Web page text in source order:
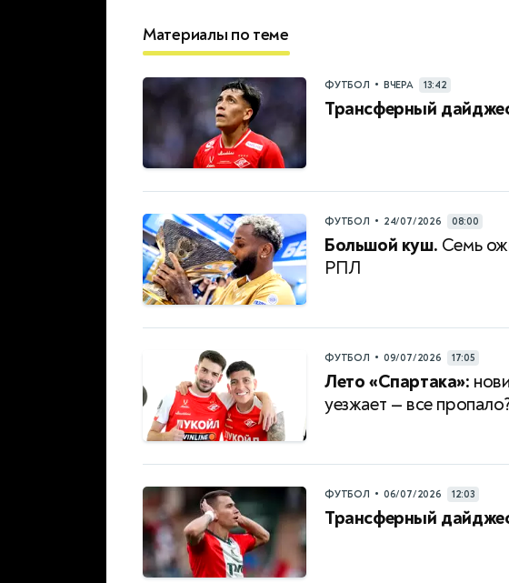
Материалы по теме
ФУТБОЛ • ВЧЕРА 13:42
Трансферный
ФУТБОЛ • 24/07/2026 08:00
Большой куш. Семь
РПЛ
ФУТБОЛ • 09/07/2026 17:05
Лето «Спартака»:
уезжает — все
ФУТБОЛ • 06/07/2026 12:03
Трансферный